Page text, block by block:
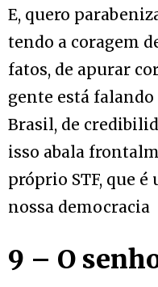
E, quero
tendo a coragem
fatos, de apurar
gente está
Brasil, de
isso abala
próprio STF, que
nossa democracia
9 – O